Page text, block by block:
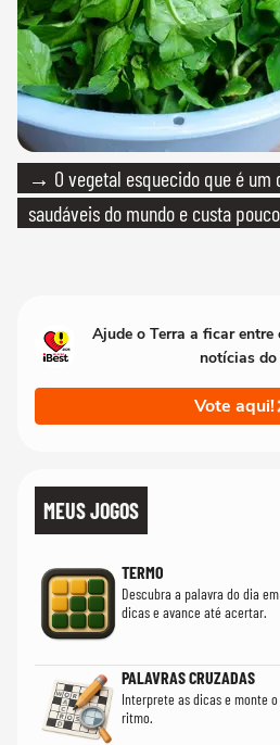
→ O vegetal esquecido que é um
saudáveis do mundo e custa
Ajude o Terra a ficar
notícias
Vote aqui!
MEUS JOGOS
TERMO
Descubra a palavra do dia
dicas e avance até acertar.
PALAVRAS CRUZADAS
Interprete as dicas e monte
ritmo.